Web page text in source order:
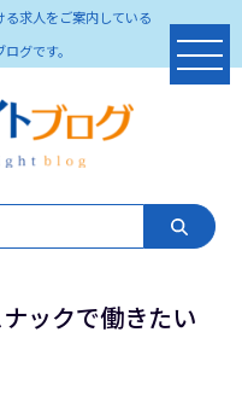
求人をご案内している
グです。
ックで働きたい